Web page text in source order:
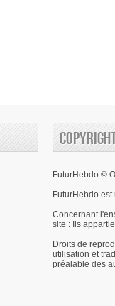
FuturHebdo ©
FuturHebdo
Concernant
site : Ils
Droits de
utilisation et
préalable des